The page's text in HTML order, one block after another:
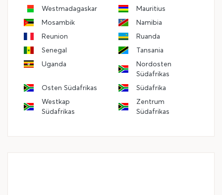
Westmadagaskar
Mauritius
Mosambik
Namibia
Reunion
Ruanda
Senegal
Tansania
Uganda
Nordosten
Südafrikas
Osten Südafrikas
Südafrika
Westkap
Südafrikas
Zentrum
Südafrikas